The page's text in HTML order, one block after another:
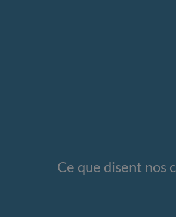
Ce que disent nos